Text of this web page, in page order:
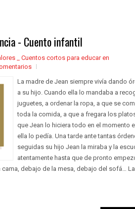
- Cuento infantil
_ Cuentos cortos para educar en
La madre de Jean siempre vivía dando
a su hijo. Cuando ella lo mandaba a
juguetes, a ordenar la ropa, a que se
toda la comida, a que a fregara los
que Jean lo hiciera todo en el momento
ella lo pedía. Una tarde ante tantas
seguidas su hijo Jean la miraba y la
atentamente hasta que de pronto
debajo de la mesa, debajo del sofá… La